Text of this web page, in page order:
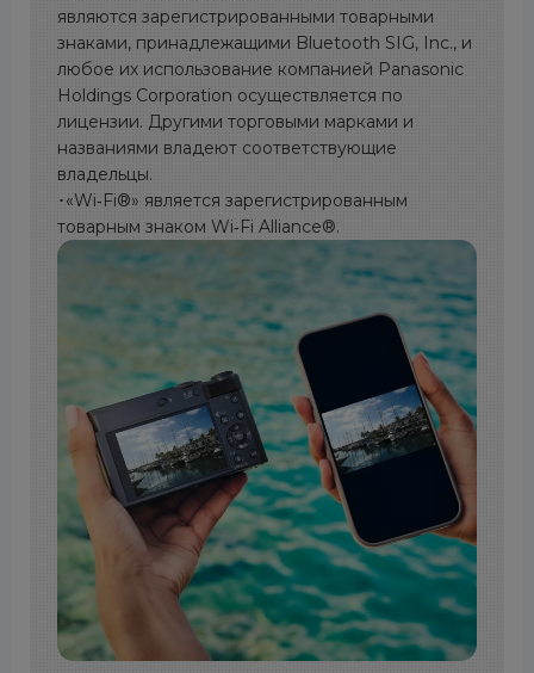
являются зарегистрированными товарными
знаками, принадлежащими Bluetooth SIG, Inc., и
любое их использование компанией Panasonic
Holdings Corporation осуществляется по
лицензии. Другими торговыми марками и
названиями владеют соответствующие
владельцы.
･«Wi‑Fi®» является зарегистрированным
товарным знаком Wi‑Fi Alliance®.